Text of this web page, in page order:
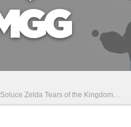
Soluce Zelda Tears of the Kingdom : Sanctuaire, tenues, quêtes... Guide complet à 100%